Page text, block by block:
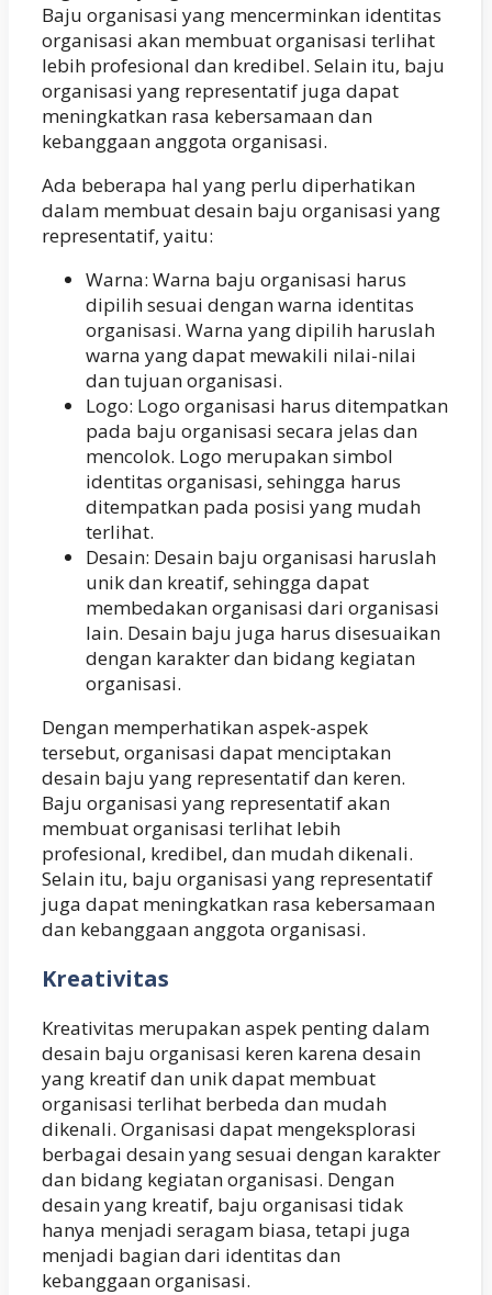
Baju organisasi yang mencerminkan identitas
organisasi akan membuat organisasi terlihat
lebih profesional dan kredibel. Selain itu, baju
organisasi yang representatif juga dapat
meningkatkan rasa kebersamaan dan
kebanggaan anggota organisasi.
Ada beberapa hal yang perlu diperhatikan
dalam membuat desain baju organisasi yang
representatif, yaitu:
Warna: Warna baju organisasi harus
dipilih sesuai dengan warna identitas
organisasi. Warna yang dipilih haruslah
warna yang dapat mewakili nilai-nilai
dan tujuan organisasi.
Logo: Logo organisasi harus ditempatkan
pada baju organisasi secara jelas dan
mencolok. Logo merupakan simbol
identitas organisasi, sehingga harus
ditempatkan pada posisi yang mudah
terlihat.
Desain: Desain baju organisasi haruslah
unik dan kreatif, sehingga dapat
membedakan organisasi dari organisasi
lain. Desain baju juga harus disesuaikan
dengan karakter dan bidang kegiatan
organisasi.
Dengan memperhatikan aspek-aspek
tersebut, organisasi dapat menciptakan
desain baju yang representatif dan keren.
Baju organisasi yang representatif akan
membuat organisasi terlihat lebih
profesional, kredibel, dan mudah dikenali.
Selain itu, baju organisasi yang representatif
juga dapat meningkatkan rasa kebersamaan
dan kebanggaan anggota organisasi.
Kreativitas
Kreativitas merupakan aspek penting dalam
desain baju organisasi keren karena desain
yang kreatif dan unik dapat membuat
organisasi terlihat berbeda dan mudah
dikenali. Organisasi dapat mengeksplorasi
berbagai desain yang sesuai dengan karakter
dan bidang kegiatan organisasi. Dengan
desain yang kreatif, baju organisasi tidak
hanya menjadi seragam biasa, tetapi juga
menjadi bagian dari identitas dan
kebanggaan organisasi.